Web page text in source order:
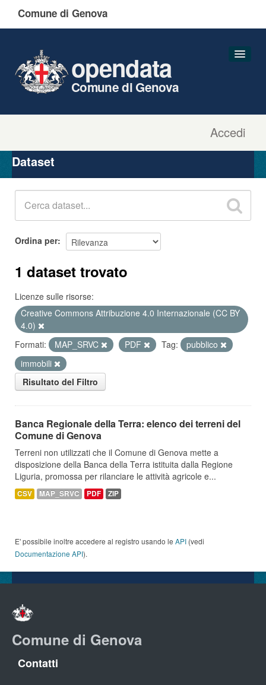
Comune di Genova
Accedi
opendata
Comune di Genova
Organizzazioni
Gruppi
Dataset
Ordina per
1 dataset trovato
Licenze sulle risorse:
Creative Commons Attribuzione 4.0 Internazionale (CC BY
4.0)
Formati:
MAP_SRVC PDF Tag:
pubblico
immobili
Risultato del Filtro
Banca Regionale della Terra: elenco dei terreni del
Comune di Genova
Terreni non utilizzati che il Comune di Genova mette a
disposizione della Banca della Terra istituita dalla Regione
Liguria, promossa per rilanciare le attività agricole e...
CSV MAP_SRVC PDF ZIP
E' possibile inoltre accedere al registro usando le API (vedi
Documentazione API).
Comune di Genova
Contatti